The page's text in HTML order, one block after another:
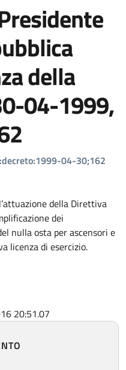
della
04-1999,
04-30;162
della Direttiva
dei
nulla osta per ascensori e
licenza di esercizio.
20:51.07